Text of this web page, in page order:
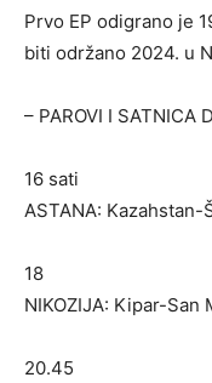
Prvo EP odigrano je
biti održano 2024. u
– PAROVI I SATNICA
16 sati
ASTANA: Kazahstan-
18
NIKOZIJA: Kipar-San
20.45